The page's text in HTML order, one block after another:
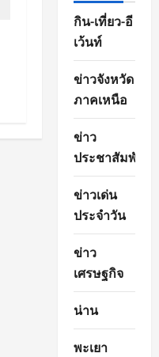
กิน-เที่ยว-อี
เว้นท์
ข่าวจังหวัด
ภาคเหนือ
ข่าว
ประชาสัมพันธ์
ข่าวเด่น
ประจำวัน
ข่าว
เศรษฐกิจ
น่าน
พะเยา